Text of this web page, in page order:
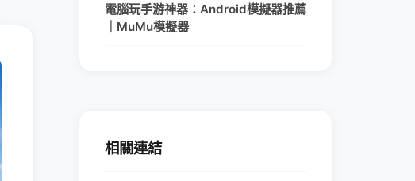
電腦玩手游神器：Android模擬器推薦
｜MuMu模擬器
相關連結